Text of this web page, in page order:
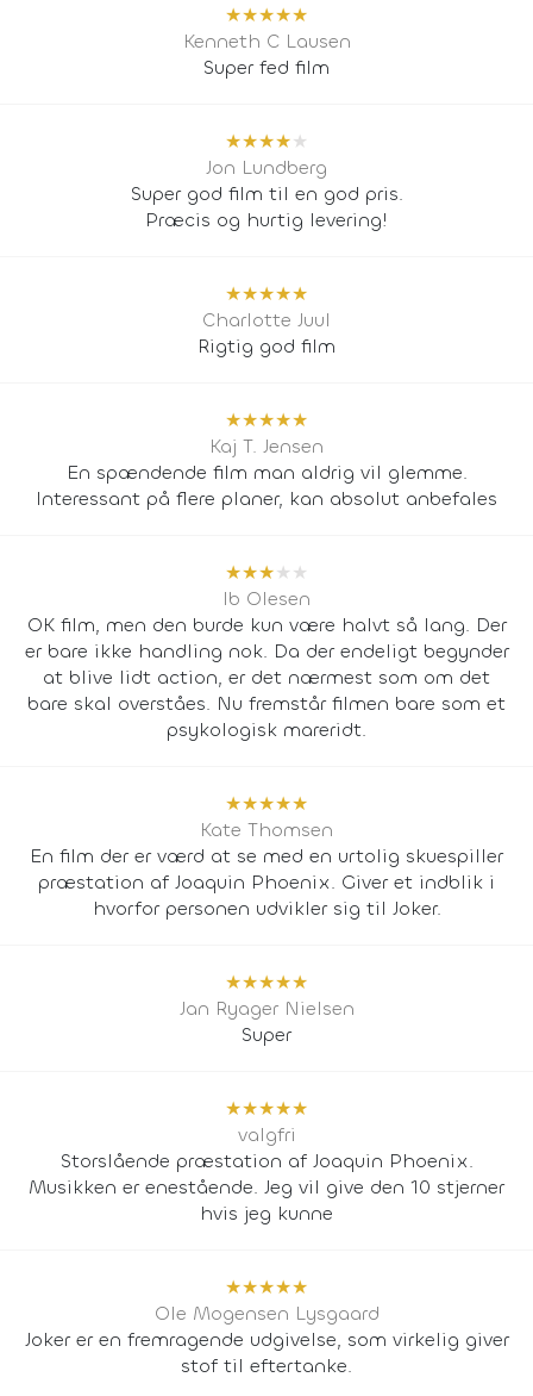
★★★★★
Kenneth C Lausen
Super fed film
★★★★★
Jon Lundberg
Super god film til en god pris.
Præcis og hurtig levering!
★★★★★
Charlotte Juul
Rigtig god film
★★★★★
Kaj T. Jensen
En spændende film man aldrig vil glemme.
Interessant på flere planer, kan absolut anbefales
★★★★★
Ib Olesen
OK film, men den burde kun være halvt så lang. Der
er bare ikke handling nok. Da der endeligt begynder
at blive lidt action, er det nærmest som om det
bare skal overståes. Nu fremstår filmen bare som et
psykologisk mareridt.
★★★★★
Kate Thomsen
En film der er værd at se med en urtolig skuespiller
præstation af Joaquin Phoenix. Giver et indblik i
hvorfor personen udvikler sig til Joker.
★★★★★
Jan Ryager Nielsen
Super
★★★★★
valgfri
Storslående præstation af Joaquin Phoenix.
Musikken er enestående. Jeg vil give den 10 stjerner
hvis jeg kunne
★★★★★
Ole Mogensen Lysgaard
Joker er en fremragende udgivelse, som virkelig giver
stof til eftertanke.